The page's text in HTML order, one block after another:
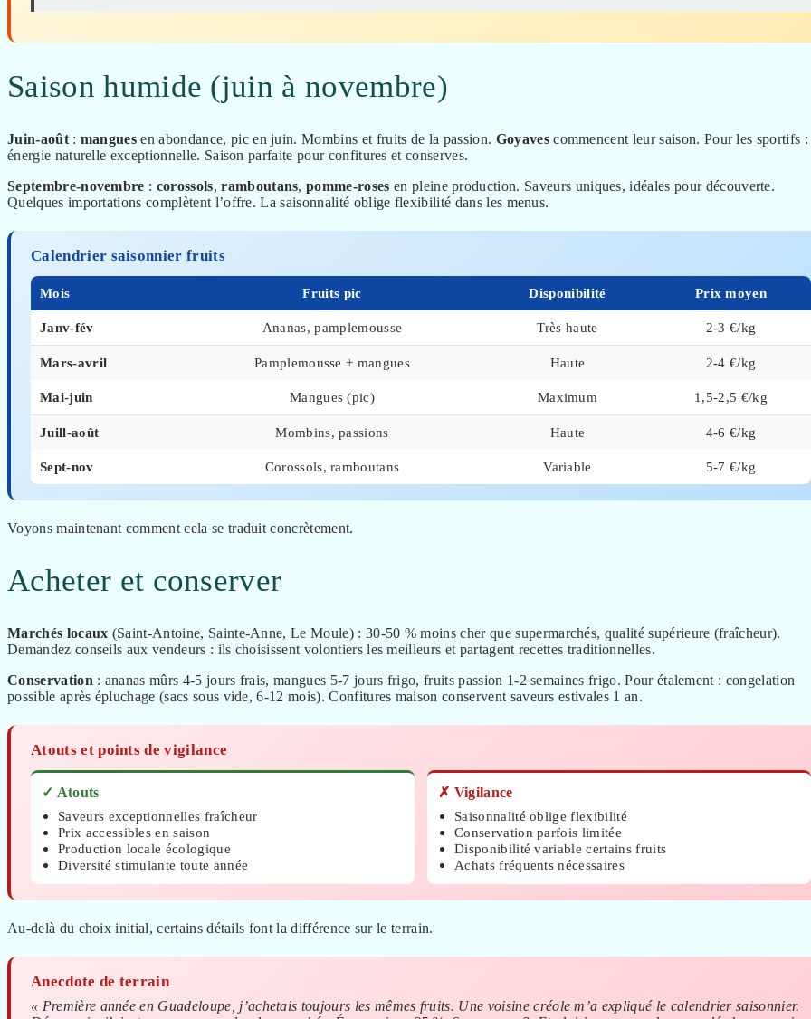
Saison humide (juin à novembre)
Juin-août: mangues en abondance, pic en juin. Mombins et fruits de la passion. Goyavescommencent leur saison. Pour les sportifs :
énergie naturelle exceptionnelle. Saison parfaite pour confitures et conserves.
Septembre-novembre : corossols,ramboutans,pomme-roses en pleine production. Saveurs uniques, idéales pour découverte.
Quelques importations complètent l’offre. La saisonnalité oblige flexibilité dans les menus.
Calendrier saisonnier fruits
Mois Fruits pic Disponibilité Prix moyen
Janv-fév Ananas, pamplemousse Très haute 2-3 €/kg
Mars-avril Pamplemousse + mangues Haute 2-4 €/kg
Mai-juin Mangues (pic) Maximum 1,5-2,5 €/kg
Juill-août Mombins, passions Haute 4-6 €/kg
Sept-nov Corossols, ramboutans Variable 5-7 €/kg
Voyons maintenant comment cela se traduit concrètement.
Acheter et conserver
Marchés locaux (Saint-Antoine, Sainte-Anne, Le Moule) : 30-50 % moins cher que supermarchés, qualité supérieure (fraîcheur).
Demandez conseils aux vendeurs : ils choisissent volontiers les meilleurs et partagent recettes traditionnelles.
Conservation : ananas mûrs 4-5 jours frais, mangues 5-7 jours frigo, fruits passion 1-2 semaines frigo. Pour étalement : congelation
possible après épluchage (sacs sous vide, 6-12 mois). Confitures maison conservent saveurs estivales 1 an.
Atouts et points de vigilance
✓ Atouts
Saveurs exceptionnelles fraîcheur
Prix accessibles en saison
Production locale écologique
Diversité stimulante toute année
✗ Vigilance
Saisonnalité oblige flexibilité
Conservation parfois limitée
Disponibilité variable certains fruits
Achats fréquents nécessaires
Au-delà du choix initial, certains détails font la différence sur le terrain.
Anecdote de terrain
« Première année en Guadeloupe, j’achetais toujours les mêmes fruits. Une voisine créole m’a expliqué le calendrier saisonnier.